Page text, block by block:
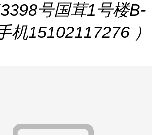
号国茸1号楼B-
机15102117276 ）